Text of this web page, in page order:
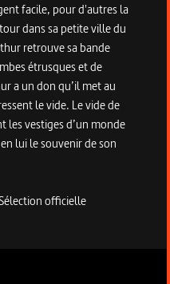
facile, pour d'autres la
dans sa petite ville du
retrouve sa bande
étrusques et de
a un don qu’il met au
le vide. Le vide de
les vestiges d’un monde
lui le souvenir de son
officielle